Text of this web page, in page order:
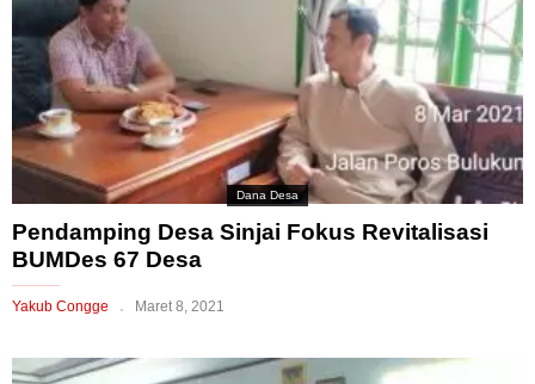
Dana Desa
Pendamping Desa Sinjai Fokus Revitalisasi
BUMDes 67 Desa
Yakub Congge Maret 8, 2021